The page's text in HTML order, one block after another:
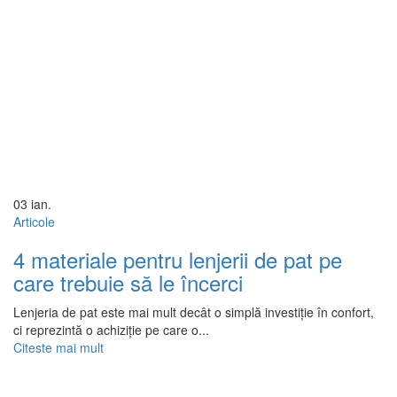
03 ian.
Articole
4 materiale pentru lenjerii de pat pe
care trebuie să le încerci
Lenjeria de pat este mai mult decât o simplă investiție în confort,
ci reprezintă o achiziție pe care o...
Citeste mai mult